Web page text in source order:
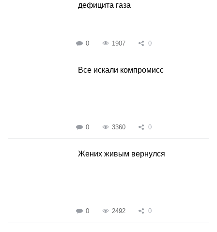
дефицита газа
0 1907 0
Все искали компромисс
0 3360 0
Жених живым вернулся
0 2492 0